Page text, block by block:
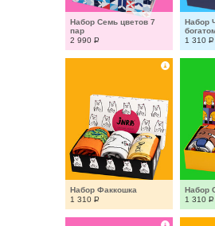
Набор Семь цветов 7
пар
2 990 Р
Набор
1 310 Р
Набор Факкошка
1 310 Р
Набор
1 310 Р